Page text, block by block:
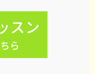
スン
ら